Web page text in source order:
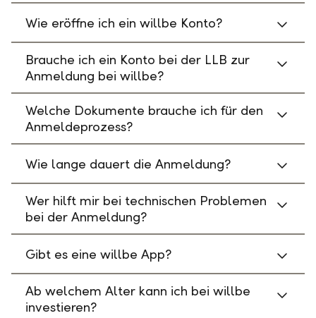
Wie eröffne ich ein willbe Konto?
Brauche ich ein Konto bei der LLB zur
Anmeldung bei willbe?
Welche Dokumente brauche ich für den
Anmeldeprozess?
Wie lange dauert die Anmeldung?
Wer hilft mir bei technischen Problemen
bei der Anmeldung?
Gibt es eine willbe App?
Ab welchem Alter kann ich bei willbe
investieren?